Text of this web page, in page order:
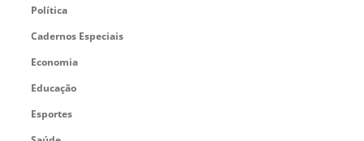
Política
Cadernos Especiais
Economia
Educação
Esportes